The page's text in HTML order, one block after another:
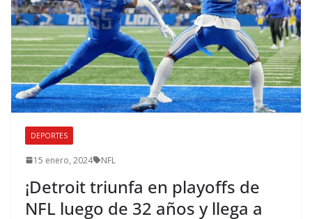
DEPORTES
15 enero, 2024 NFL
¡Detroit triunfa en playoffs de
NFL luego de 32 años y llega a